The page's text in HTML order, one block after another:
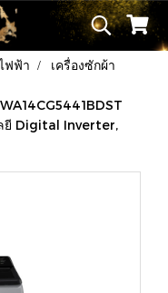
ฟฟ้า
เครื่องซักผ้า
ยี Digital Inverter,